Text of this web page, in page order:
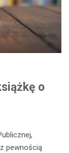
o
pewnością